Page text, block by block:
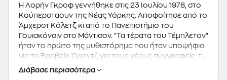
Η Λορήν Γκροφ γεννήθηκε στις 23 Ιουλίου 1978, στο
Κούπερσταουν της Νέας Υόρκης. Αποφοίτησε από το
Άμχερστ Κόλετζ κι από το Πανεπιστήμιο του
Γουισκόνσιν στο Μάντισον. "Τα τέρατα του Τέμπλετον"
ήταν το πρώτο της μυθιστόρημα που ήταν υποψήφιο
για το Βραβείο Όραντζ για τους νέους συγγραφείς, το
οποίο και χαρακτηρίστηκε από το Amazon.com και
από το San Francisco Chronicle ως ένα από τα
Διάβασε περισσότερα